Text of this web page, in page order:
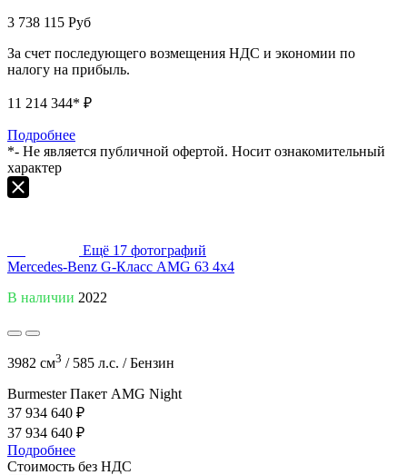
3 738 115 Руб
За счет последующего возмещения НДС и экономии по
налогу на прибыль.
11 214 344* ₽
Подробнее
*- Не является публичной офертой. Носит ознакомительный
характер
Ещё 17 фотографий
Mercedes-Benz G-Класс AMG 63 4x4
В наличии 2022
3982 см3 / 585 л.с. /Бензин
Burmester Пакет AMG Night
37 934 640 ₽
37 934 640 ₽
Подробнее
Стоимость без НДС